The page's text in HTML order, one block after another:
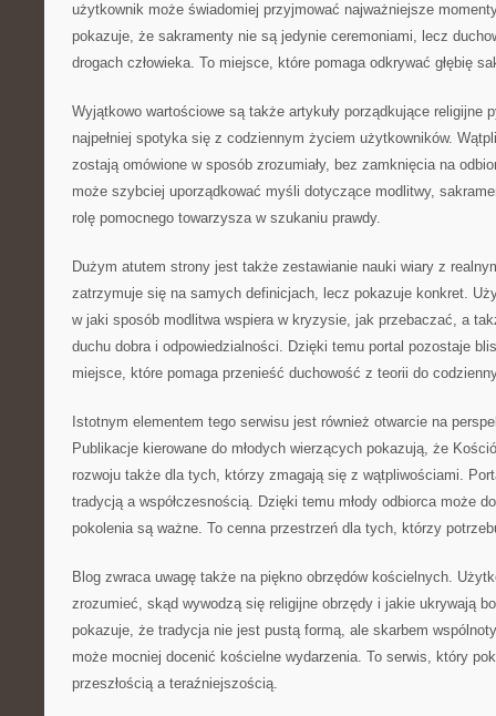
użytkownik może świadomiej przyjmować najważniejsze
pokazuje, że sakramenty nie są jedynie ceremoniami, lecz
drogach człowieka. To miejsce, które pomaga odkrywać głębię
Wyjątkowo wartościowe są także artykuły porządkujące religijne
najpełniej spotyka się z codziennym życiem użytkowników.
zostają omówione w sposób zrozumiały, bez zamknięcia na
może szybciej uporządkować myśli dotyczące modlitwy,
rolę pomocnego towarzysza w szukaniu prawdy.
Dużym atutem strony jest także zestawianie nauki wiary z
zatrzymuje się na samych definicjach, lecz pokazuje konkret.
w jaki sposób modlitwa wspiera w kryzysie, jak przebaczać, a
duchu dobra i odpowiedzialności. Dzięki temu portal pozostaje
miejsce, które pomaga przenieść duchowość z teorii do
Istotnym elementem tego serwisu jest również otwarcie na
Publikacje kierowane do młodych wierzących pokazują, że
rozwoju także dla tych, którzy zmagają się z wątpliwościami.
tradycją a współczesnością. Dzięki temu młody odbiorca może
pokolenia są ważne. To cenna przestrzeń dla tych, którzy
Blog zwraca uwagę także na piękno obrzędów kościelnych.
zrozumieć, skąd wywodzą się religijne obrzędy i jakie ukrywają
pokazuje, że tradycja nie jest pustą formą, ale skarbem
może mocniej docenić kościelne wydarzenia. To serwis, który
przeszłością a teraźniejszością.